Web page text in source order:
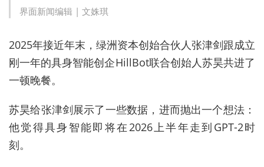
界面新闻编辑 | 文姝琪
2025年接近年末，绿洲资本创始合伙人张津剑跟成立
刚一年的具身智能创企HillBot联合创始人苏昊共进了
一顿晚餐。
苏昊给张津剑展示了一些数据，进而抛出一个想法：
他觉得具身智能即将在2026上半年走到GPT-2时
刻。